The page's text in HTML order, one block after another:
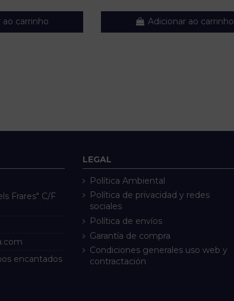
ao carrinho Adicionar ao carrinho
Frares" C/F
encantados
LEGAL
Política Ambiental
Política de privacidad y redes
sociales
Política de envíos
Garantía de compra
Condiciones generales uso web y
contractación